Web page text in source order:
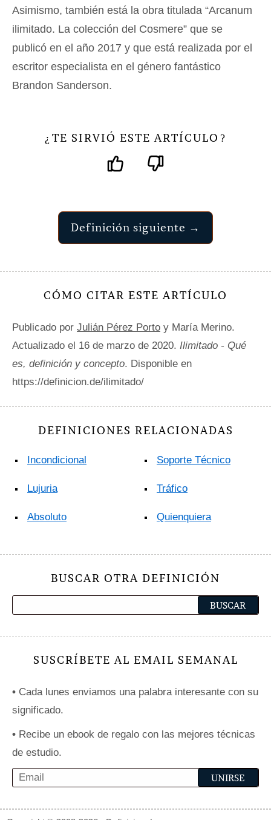
Asimismo, también está la obra titulada “Arcanum
ilimitado. La colección del Cosmere” que se
publicó en el año 2017 y que está realizada por el
escritor especialista en el género fantástico
Brandon Sanderson.
¿ TE SIRVIÓ ESTE ARTÍCULO ?
Definición siguiente →
CÓMO CITAR ESTE ARTÍCULO
Publicado por Julián Pérez Porto y María Merino.
Actualizado el 16 de marzo de 2020. Ilimitado - Qué
es, definición y concepto. Disponible en
https://definicion.de/ilimitado/
DEFINICIONES RELACIONADAS
Incondicional
Lujuria
Absoluto
Soporte Técnico
Tráfico
Quienquiera
BUSCAR OTRA DEFINICIÓN
SUSCRÍBETE AL EMAIL SEMANAL
• Cada lunes enviamos una palabra interesante con su
significado.
• Recibe un ebook de regalo con las mejores técnicas
de estudio.